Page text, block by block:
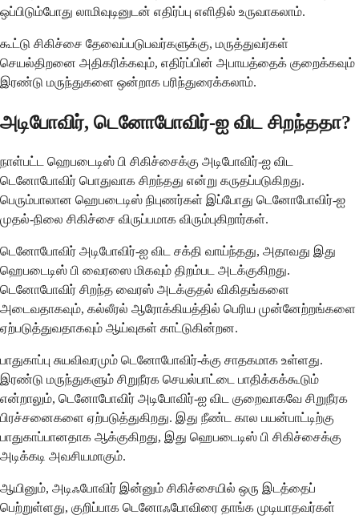
ஒப்பிடும்போது லாமிவுடினுடன் எதிர்ப்பு எளிதில் உருவாகலாம்.
கூட்டு சிகிச்சை தேவைப்படுபவர்களுக்கு, மருத்துவர்கள்
செயல்திறனை அதிகரிக்கவும், எதிர்ப்பின் அபாயத்தைக் குறைக்கவும்
இரண்டு மருந்துகளை ஒன்றாக பரிந்துரைக்கலாம்.
அடிபோவிர், டெனோபோவிர்-ஐ விட சிறந்ததா?
நாள்பட்ட ஹெபடைடிஸ் பி சிகிச்சைக்கு அடிபோவிர்-ஐ விட
டெனோபோவிர் பொதுவாக சிறந்தது என்று கருதப்படுகிறது.
பெரும்பாலான ஹெபடைடிஸ் நிபுணர்கள் இப்போது டெனோபோவிர்-ஐ
முதல்-நிலை சிகிச்சை விருப்பமாக விரும்புகிறார்கள்.
டெனோபோவிர் அடிபோவிர்-ஐ விட சக்தி வாய்ந்தது, அதாவது இது
ஹெபடைடிஸ் பி வைரஸை மிகவும் திறம்பட அடக்குகிறது.
டெனோபோவிர் சிறந்த வைரஸ் அடக்குதல் விகிதங்களை
அடைவதாகவும், கல்லீரல் ஆரோக்கியத்தில் பெரிய முன்னேற்றங்களை
ஏற்படுத்துவதாகவும் ஆய்வுகள் காட்டுகின்றன.
பாதுகாப்பு சுயவிவரமும் டெனோபோவிர்-க்கு சாதகமாக உள்ளது.
இரண்டு மருந்துகளும் சிறுநீரக செயல்பாட்டை பாதிக்கக்கூடும்
என்றாலும், டெனோபோவிர் அடிபோவிர்-ஐ விட குறைவாகவே சிறுநீரக
பிரச்சனைகளை ஏற்படுத்துகிறது. இது நீண்ட கால பயன்பாட்டிற்கு
பாதுகாப்பானதாக ஆக்குகிறது, இது ஹெபடைடிஸ் பி சிகிச்சைக்கு
அடிக்கடி அவசியமாகும்.
ஆயினும், அடிஃபோவிர் இன்னும் சிகிச்சையில் ஒரு இடத்தைப்
பெற்றுள்ளது, குறிப்பாக டெனோஃபோவிரை தாங்க முடியாதவர்கள்